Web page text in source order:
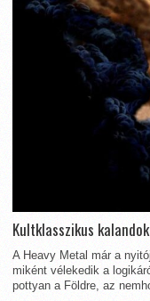
Kultklasszikus
A Heavy Metal már a
miként vélekedik a
pottyan a Földre, az